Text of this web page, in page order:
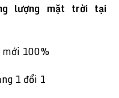
lượng mặt trời tại
100%
1 đổi 1